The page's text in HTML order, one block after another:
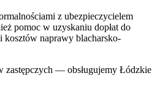
z ubezpieczycielem
pomoc w uzyskaniu dopłat do
kosztów naprawy blacharsko-
zastępczych — obsługujemy Łódzkie